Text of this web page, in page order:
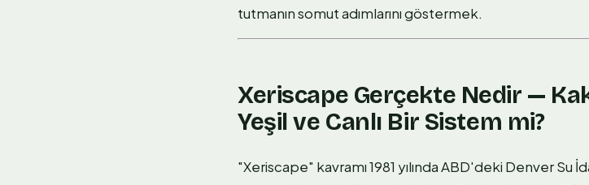
tutmanın somut adımlarını göstermek.
Xeriscape Gerçekte Nedir —
Yeşil ve Canlı Bir Sistem mi?
"Xeriscape" kavramı 1981 yılında ABD'deki Denver Su